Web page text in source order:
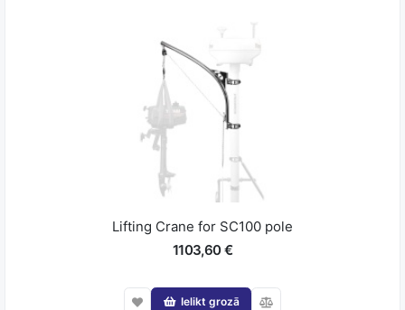
Lifting Crane for SC100 pole
1103,60 €
Ielikt grozā